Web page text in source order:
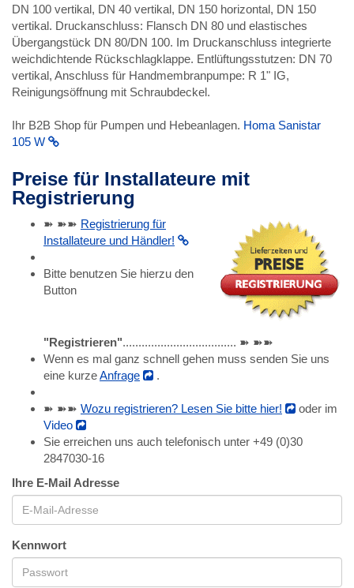
DN 100 vertikal, DN 40 vertikal, DN 150 horizontal, DN 150
vertikal. Druckanschluss: Flansch DN 80 und elastisches
Übergangstück DN 80/DN 100. Im Druckanschluss integrierte
weichdichtende Rückschlagklappe. Entlüftungsstutzen: DN 70
vertikal, Anschluss für Handmembranpumpe: R 1" IG,
Reinigungsöffnung mit Schraubdeckel.
Ihr B2B Shop für Pumpen und Hebeanlagen. Homa Sanistar
105 W
Preise für Installateure mit
Registrierung
➽ ➽➽ Registrierung für
Installateure und Händler!
Bitte benutzen Sie hierzu den
Button
"Registrieren".................................... ➽ ➽➽
Wenn es mal ganz schnell gehen muss senden Sie uns
eine kurzeAnfrage .
➽ ➽➽ Wozu registrieren? Lesen Sie bitte hier!
oder im
Video
Sie erreichen uns auch telefonisch unter +49 (0)30
2847030-16
Ihre E-Mail Adresse
Kennwort